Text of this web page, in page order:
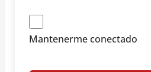
Mantenerme conectado